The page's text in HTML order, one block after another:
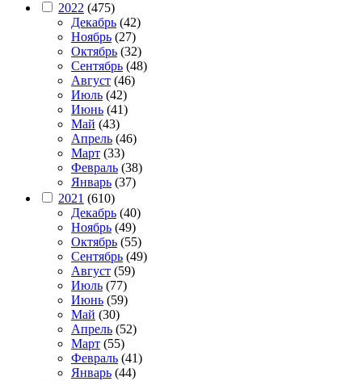
2022 (475)
Декабрь (42)
Ноябрь (27)
Октябрь (32)
Сентябрь (48)
Август (46)
Июль (42)
Июнь (41)
Май (43)
Апрель (46)
Март (33)
Февраль (38)
Январь (37)
2021 (610)
Декабрь (40)
Ноябрь (49)
Октябрь (55)
Сентябрь (49)
Август (59)
Июль (77)
Июнь (59)
Май (30)
Апрель (52)
Март (55)
Февраль (41)
Январь (44)